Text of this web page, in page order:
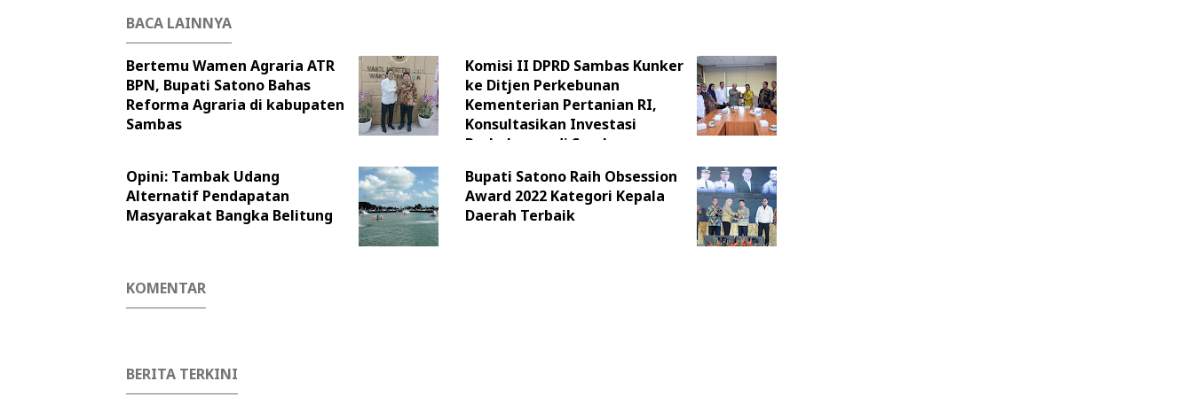
BACA LAINNYA
Bertemu Wamen Agraria ATR
BPN, Bupati Satono Bahas
Reforma Agraria di kabupaten
Sambas
Komisi II DPRD Sambas Kunker
ke Ditjen Perkebunan
Kementerian Pertanian RI,
Konsultasikan Investasi
Perkebunan di Sambas
Opini: Tambak Udang
Alternatif Pendapatan
Masyarakat Bangka Belitung
Bupati Satono Raih Obsession
Award 2022 Kategori Kepala
Daerah Terbaik
KOMENTAR
BERITA TERKINI